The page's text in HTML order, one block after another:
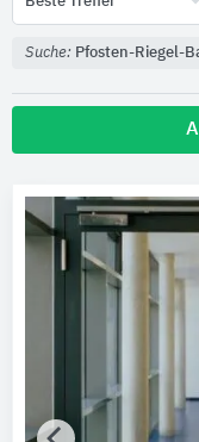
Suche: Pfosten-Riegel-
Forster Profilsysteme
WICONA
Schüco International
Alle Hersteller anzeigen
Bauen im Bestand